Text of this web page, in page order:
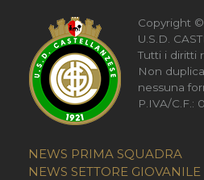
Copyright
U.S.D.
Tutti i diritti
Non
nessuna
P.IVA/C.F.:
NEWS PRIMA SQUADRA
NEWS SETTORE GIOVANILE